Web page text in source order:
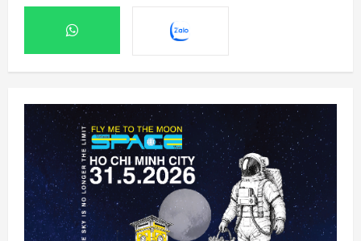
2
SpaceX sẽ xúc tiến kế hoạch xây nhà máy
sản xuất vệ tinh trên Mặt Trăng
9 Tháng 8 2026, 14:54